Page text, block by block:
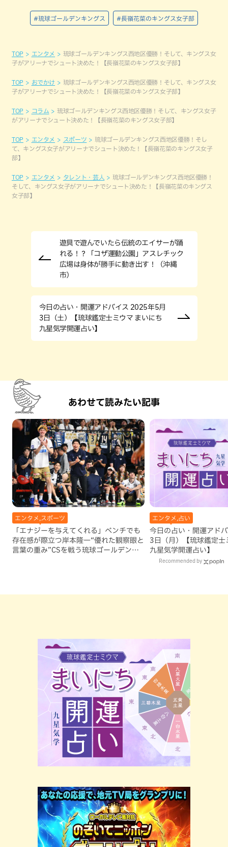
#琉球ゴールデンキングス #長嶺花菜のキングス女子部
TOP エンタメ
琉球ゴールデンキングス西地区優勝！そして、キングス女
子がアリーナでシュート決めた！【長嶺花菜のキングス女子部】
TOP おでかけ
琉球ゴールデンキングス西地区優勝！そして、キングス女
子がアリーナでシュート決めた！【長嶺花菜のキングス女子部】
TOP コラム
琉球ゴールデンキングス西地区優勝！そして、キングス女子
がアリーナでシュート決めた！【長嶺花菜のキングス女子部】
TOP エンタメ スポーツ
琉球ゴールデンキングス西地区優勝！そし
て、キングス女子がアリーナでシュート決めた！【長嶺花菜のキングス女子
部】
TOP エンタメ タレント・芸人
琉球ゴールデンキングス西地区優勝！
そして、キングス女子がアリーナでシュート決めた！【長嶺花菜のキングス
女子部】
遊具で遊んでいたら伝統のエイサーが踊
れる！？「コザ運動公園」アスレチック
広場は身体が勝手に動き出す！（沖縄
市）
今日の占い・開運アドバイス 2025年5月
3日（土）【琉球鑑定士ミウマ まいにち
九星気学開運占い】
あわせて読みたい記事
エンタメ,スポーツ
「エナジーを与えてくれる」ベンチでも
存在感が際立つ岸本隆一“優れた観察眼と
言葉の重み”CSを戦う琉球ゴールデンキ
エンタメ,占い
今日の占い・開運アド
3日（月）【琉球鑑定士
九星気学開運占い】
Recommended by